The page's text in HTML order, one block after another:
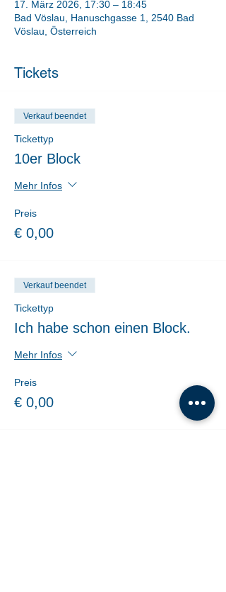
17. März 2026, 17:30 – 18:45
Bad Vöslau, Hanuschgasse 1, 2540 Bad
Vöslau, Österreich
Tickets
Verkauf beendet
Tickettyp
10er Block
Mehr Infos
Preis
€ 0,00
Verkauf beendet
Tickettyp
Ich habe schon einen Block.
Mehr Infos
Preis
€ 0,00